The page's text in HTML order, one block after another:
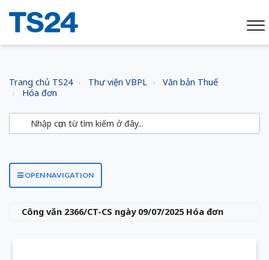
Trang chủ TS24 Thư viện VBPL
Văn bản Thuế
Hóa đơn
OPEN NAVIGATION
Công văn 2366/CT-CS ngày 09/07/2025 Hóa đơn